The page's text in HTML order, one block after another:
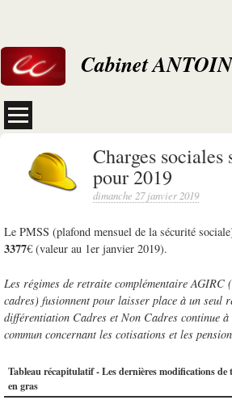
Cabinet
Charges sociales
pour 2019
dimanche 27 janvier 2019
Le PMSS (plafond mensuel de la sécurité
3377€ (valeur au 1er janvier 2019).
Les régimes de retraite complémentaire AGIRC
cadres) fusionnent pour laisser place à un seul
différentiation Cadres et Non Cadres continue
commun concernant les cotisations et les
Tableau récapitulatif - Les dernières modifications de
en gras